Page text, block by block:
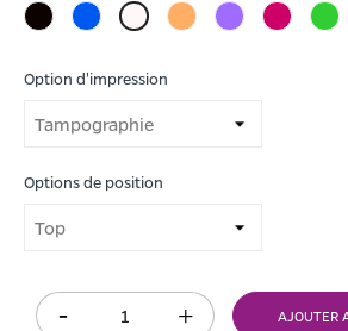
Noir
Bleu Blanc OrangeViolet Magenta
Option d'impression
Options de position
AJOUTER